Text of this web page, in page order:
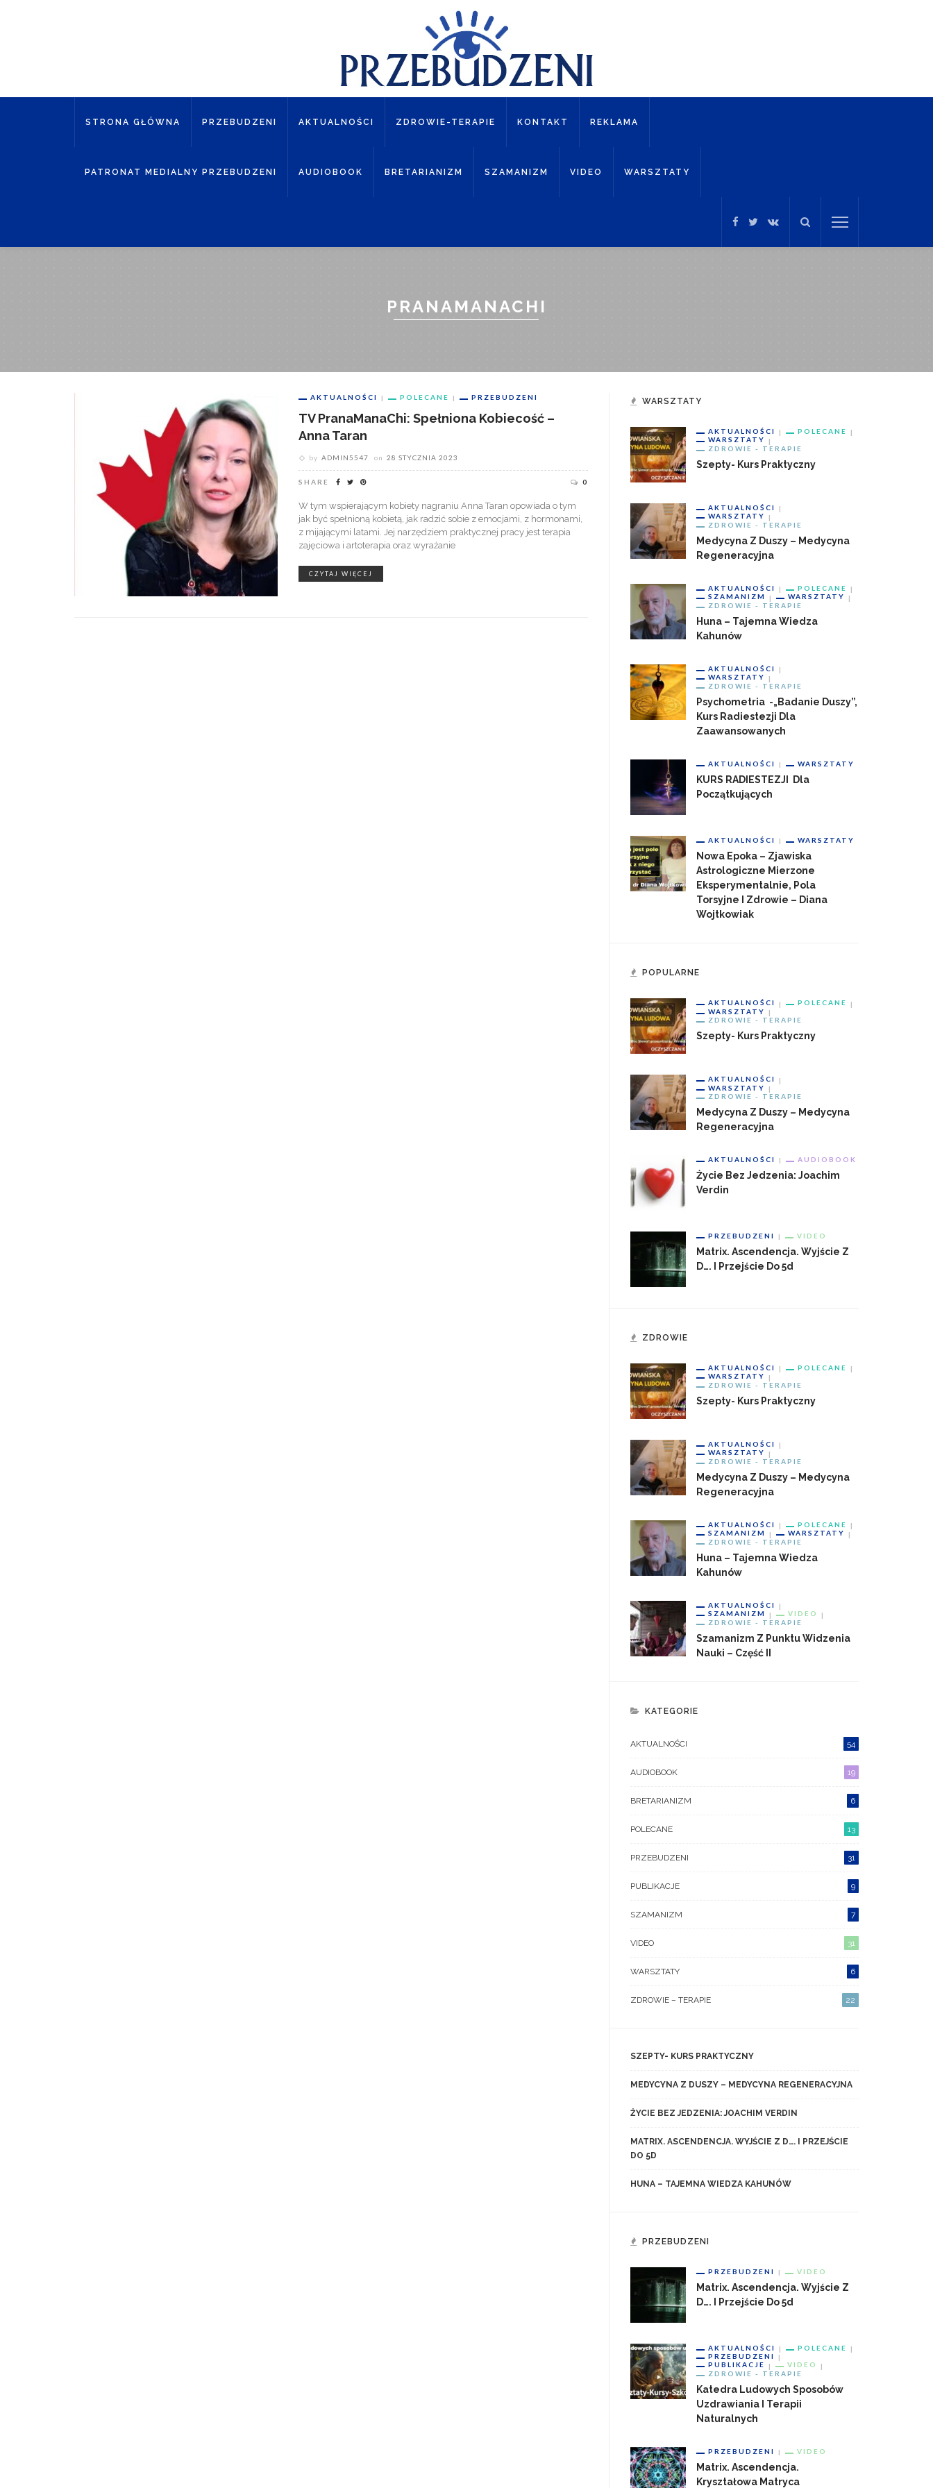
STRONA GŁÓWNA PRZEBUDZENI AKTUALNOŚCI ZDROWIE-TERAPIE KONTAKT REKLAMA
PATRONAT MEDIALNY PRZEBUDZENI AUDIOBOOK BRETARIANIZM SZAMANIZM VIDEO WARSZTATY
PRANAMANACHI
AKTUALNOŚCI POLECANE PRZEBUDZENI
TV PranaManaChi: Spełniona Kobiecość –
Anna Taran
by ADMIN5547 on 28 STYCZNIA 2023
SHARE 0
W tym wspierającym kobiety nagraniu Anna Taran opowiada o tym
jak być spełnioną kobietą, jak radzić sobie z emocjami, z hormonami,
z mijającymi latami. Jej narzędziem praktycznej pracy jest terapia
zajęciowa i artoterapia oraz wyrażanie
CZYTAJ WIĘCEJ
WARSZTATY
AKTUALNOŚCI
POLECANE
WARSZTATY
ZDROWIE - TERAPIE
Szepty- Kurs Praktyczny
AKTUALNOŚCI
WARSZTATY
ZDROWIE - TERAPIE
Medycyna Z Duszy – Medycyna
Regeneracyjna
AKTUALNOŚCI
POLECANE
SZAMANIZM
WARSZTATY
ZDROWIE - TERAPIE
Huna – Tajemna Wiedza
Kahunów
AKTUALNOŚCI
WARSZTATY
ZDROWIE - TERAPIE
Psychometria -„badanie Duszy”,
Kurs Radiestezji Dla
Zaawansowanych
AKTUALNOŚCI WARSZTATY
KURS RADIESTEZJI Dla
Początkujących
AKTUALNOŚCI WARSZTATY
Nowa Epoka – Zjawiska
Astrologiczne Mierzone
Eksperymentalnie, Pola
Torsyjne I Zdrowie – Diana
Wojtkowiak
POPULARNE
AKTUALNOŚCI
POLECANE
WARSZTATY
ZDROWIE - TERAPIE
Szepty- Kurs Praktyczny
AKTUALNOŚCI
WARSZTATY
ZDROWIE - TERAPIE
Medycyna Z Duszy – Medycyna
Regeneracyjna
AKTUALNOŚCI AUDIOBOOK
Życie Bez Jedzenia: Joachim
Verdin
PRZEBUDZENI VIDEO
Matrix. Ascendencja. Wyjście Z
D…. I Przejście Do 5d
ZDROWIE
AKTUALNOŚCI
POLECANE
WARSZTATY
ZDROWIE - TERAPIE
Szepty- Kurs Praktyczny
AKTUALNOŚCI
WARSZTATY
ZDROWIE - TERAPIE
Medycyna Z Duszy – Medycyna
Regeneracyjna
AKTUALNOŚCI
POLECANE
SZAMANIZM
WARSZTATY
ZDROWIE - TERAPIE
Huna – Tajemna Wiedza
Kahunów
AKTUALNOŚCI
SZAMANIZM
VIDEO
ZDROWIE - TERAPIE
Szamanizm Z Punktu Widzenia
Nauki – Część II
KATEGORIE
AKTUALNOŚCI 54
AUDIOBOOK 19
BRETARIANIZM 6
POLECANE 13
PRZEBUDZENI 31
PUBLIKACJE 9
SZAMANIZM 7
VIDEO 31
WARSZTATY 6
ZDROWIE – TERAPIE 22
SZEPTY- KURS PRAKTYCZNY
MEDYCYNA Z DUSZY – MEDYCYNA REGENERACYJNA
ŻYCIE BEZ JEDZENIA: JOACHIM VERDIN
MATRIX. ASCENDENCJA. WYJŚCIE Z D…. I PRZEJŚCIE
DO 5D
HUNA – TAJEMNA WIEDZA KAHUNÓW
PRZEBUDZENI
PRZEBUDZENI VIDEO
Matrix. Ascendencja. Wyjście Z
D…. I Przejście Do 5d
AKTUALNOŚCI
POLECANE
PRZEBUDZENI
PUBLIKACJE
VIDEO
ZDROWIE - TERAPIE
Katedra Ludowych Sposobów
Uzdrawiania I Terapii
Naturalnych
PRZEBUDZENI VIDEO
Matrix. Ascendencja.
Kryształowa Matryca